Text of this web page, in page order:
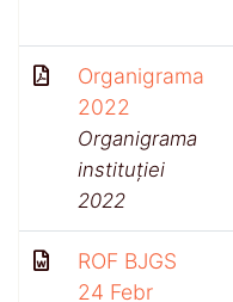
Organigrama
2022
Organigrama
instituției
2022
ROF BJGS
24 Febr